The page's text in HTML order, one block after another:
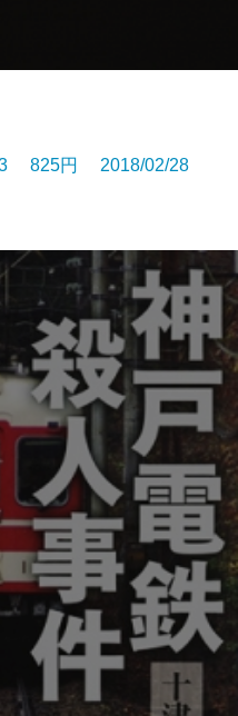
3 825円 2018/02/28